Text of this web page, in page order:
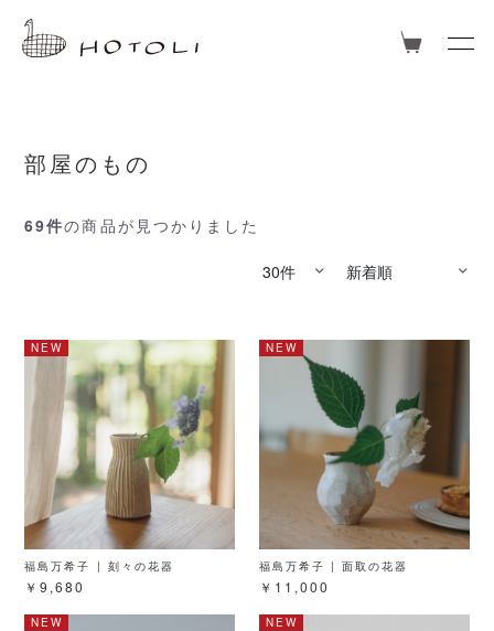
部屋のもの
69件の商品が見つかりました
福島万希子 | 刻々の花器
￥9,680
福島万希子 | 面取の花器
￥11,000